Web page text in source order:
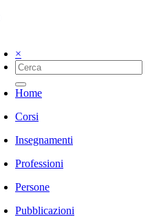
×
Home
Corsi
Insegnamenti
Professioni
Persone
Pubblicazioni